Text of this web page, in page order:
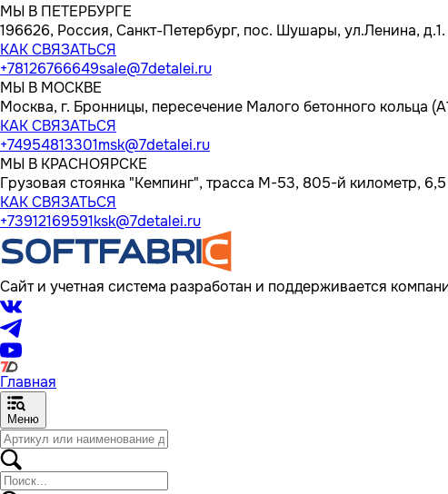
МЫ В ПЕТЕРБУРГЕ
196626, Россия, Санкт-Петербург, пос. Шушары, ул.Ленина, д.1.
КАК СВЯЗАТЬСЯ
+78126766649sale@7detalei.ru
МЫ В МОСКВЕ
Москва, г. Бронницы, пересечение Малого бетонного кольца
КАК СВЯЗАТЬСЯ
+74954813301msk@7detalei.ru
МЫ В КРАСНОЯРСКЕ
Грузовая стоянка "Кемпинг", трасса M-53, 805-й километр,
КАК СВЯЗАТЬСЯ
+73912169591ksk@7detalei.ru
Сайт и учетная система разработан и поддерживается
Главная
Меню